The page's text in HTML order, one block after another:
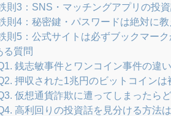
則3：SNS・マッチングアプリの投
則4：秘密鍵・パスワードは絶対に教
則5：公式サイトは必ずブックマーク
る質問
銭志敏事件とワンコイン事件の違
押収された1兆円のビットコイン
仮想通貨詐欺に遭ってしまったら
高利回りの投資話を見分ける方法